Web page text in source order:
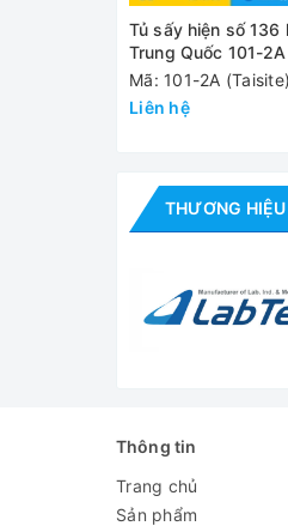
Cảm biến nhiệt
Bộ điều khiển
Vật liệu bên
ngoài
Nguồn điện
Kích thước máy
Khối lượng
Tủ sấy hiện số 136
Trung Quốc 101-2A
Mã: 101-2A (Taisite)
Liên hệ
THƯƠNG
Thông tin
Trang chủ
Sản phẩm